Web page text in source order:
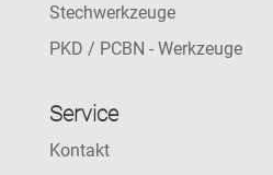
Stechwerkzeuge
PKD / PCBN - Werkzeuge
Service
Kontakt